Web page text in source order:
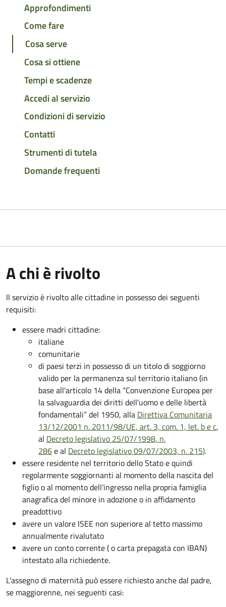
Approfondimenti
Come fare
Cosa serve
Cosa si ottiene
Tempi e scadenze
Accedi al servizio
Condizioni di servizio
Contatti
Strumenti di tutela
Domande frequenti
A chi è rivolto
Il servizio è rivolto alle cittadine in possesso dei seguenti
requisiti:
essere madri cittadine:
italiane
comunitarie
di paesi terzi in possesso di un titolo di soggiorno
valido per la permanenza sul territorio italiano (in
base all'articolo 14 della “Convenzione Europea per
la salvaguardia dei diritti dell’uomo e delle libertà
fondamentali” del 1950, alla Direttiva Comunitaria
13/12/2001 n. 2011/98/UE, art. 3, com. 1, let. b e c,
al Decreto legislativo 25/07/1998, n.
286e al Decreto legislativo 09/07/2003, n. 215).
essere residente nel territorio dello Stato e quindi
regolarmente soggiornanti al momento della nascita del
figlio o al momento dell’ingresso nella propria famiglia
anagrafica del minore in adozione o in affidamento
preadottivo
avere un valore ISEE non superiore al tetto massimo
annualmente rivalutato
avere un conto corrente ( o carta prepagata con IBAN)
intestato alla richiedente.
L'assegno di maternità può essere richiesto anche dal padre,
se maggiorenne, nei seguenti casi: